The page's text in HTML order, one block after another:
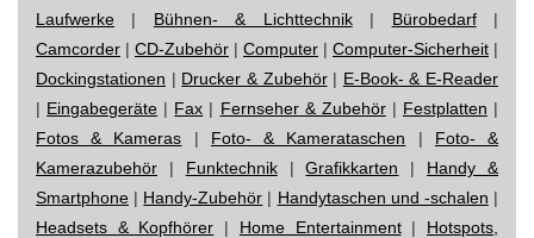
Laufwerke | Bühnen- & Lichttechnik| Bürobedarf|
Camcorder | CD-Zubehör | Computer | Computer-Sicherheit |
Dockingstationen | Drucker & Zubehör| E-Book- & E-Reader
| Eingabegeräte | Fax | Fernseher & Zubehör| Festplatten |
Fotos & Kameras | Foto- & Kamerataschen | Foto- &
Kamerazubehör | Funktechnik|Grafikkarten | Handy &
Smartphone | Handy-Zubehör | Handytaschen und -schalen |
Headsets & Kopfhörer | Home Entertainment| Hotspots,